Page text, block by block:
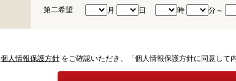
第二希望 月 日 時 分～
個人情報保護方針 をご確認いただき、「個人情報保護方針に同意して